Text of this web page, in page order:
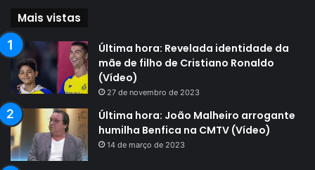
Mais vistas
Última hora: Revelada identidade da
mãe de filho de Cristiano Ronaldo
(Vídeo)
27 de novembro de 2023
Última hora: João Malheiro arrogante
humilha Benfica na CMTV (Vídeo)
14 de março de 2023